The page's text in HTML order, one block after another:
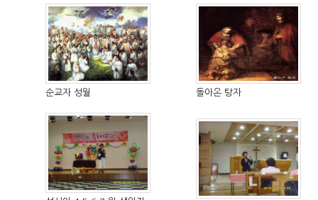
순교자 성월 돌아온 탕자